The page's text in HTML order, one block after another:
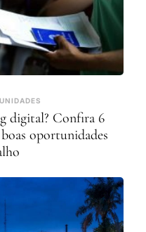
digital? Confira 6
oportunidades